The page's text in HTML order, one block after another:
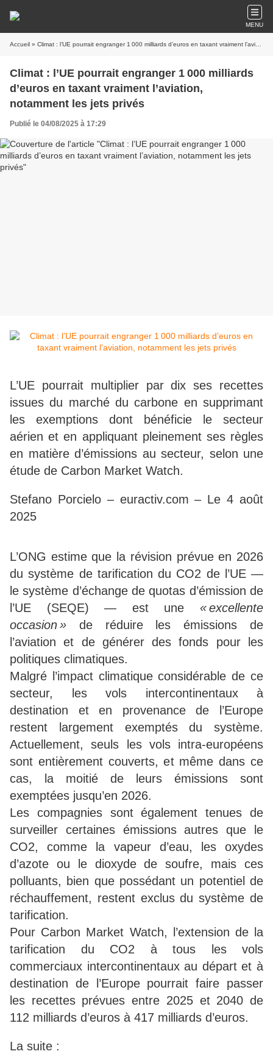
MENU
Accueil » Climat : l’UE pourrait engranger 1 000 milliards d’euros en taxant vraiment l’aviation, notamment les jets privés
Climat : l’UE pourrait engranger 1 000 milliards
d’euros en taxant vraiment l’aviation,
notamment les jets privés
Publié le 04/08/2025 à 17:29
L’UE pourrait multiplier par dix ses recettes
issues du marché du carbone en supprimant
les exemptions dont bénéficie le secteur
aérien et en appliquant pleinement ses règles
en matière d’émissions au secteur, selon une
étude de Carbon Market Watch.
Stefano Porcielo – euractiv.com – Le 4 août
2025
L’ONG estime que la révision prévue en 2026
du système de tarification du CO2 de l’UE —
le système d’échange de quotas d’émission de
l’UE (SEQE) — est une « excellente
occasion » de réduire les émissions de
l’aviation et de générer des fonds pour les
politiques climatiques.
Malgré l’impact climatique considérable de ce
secteur, les vols intercontinentaux à
destination et en provenance de l’Europe
restent largement exemptés du système.
Actuellement, seuls les vols intra-européens
sont entièrement couverts, et même dans ce
cas, la moitié de leurs émissions sont
exemptées jusqu’en 2026.
Les compagnies sont également tenues de
surveiller certaines émissions autres que le
CO2, comme la vapeur d’eau, les oxydes
d’azote ou le dioxyde de soufre, mais ces
polluants, bien que possédant un potentiel de
réchauffement, restent exclus du système de
tarification.
Pour Carbon Market Watch, l’extension de la
tarification du CO2 à tous les vols
commerciaux intercontinentaux au départ et à
destination de l’Europe pourrait faire passer
les recettes prévues entre 2025 et 2040 de
112 milliards d’euros à 417 milliards d’euros.
La suite :